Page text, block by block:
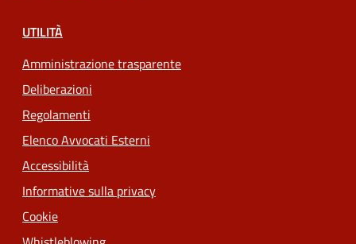
UTILITÀ
Amministrazione trasparente
Deliberazioni
Regolamenti
Elenco Avvocati Esterni
Accessibilità
Informative sulla privacy
Cookie